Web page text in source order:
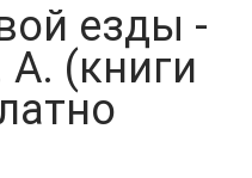
езды -
(книги